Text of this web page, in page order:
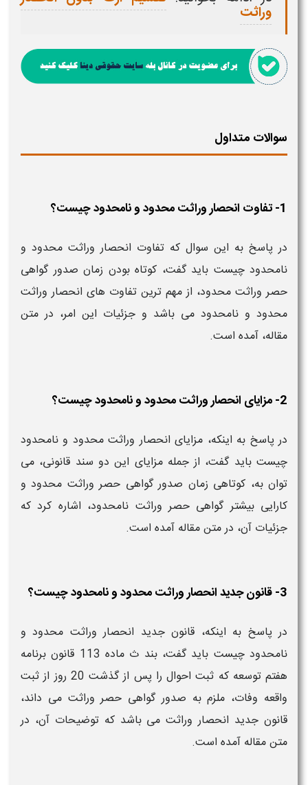
وراثت
سوالات متداول
1- تفاوت انحصار وراثت محدود و نامحدود چیست؟
در پاسخ به این سوال که تفاوت انحصار وراثت محدود و
نامحدود چیست باید گفت، کوتاه بودن زمان صدور گواهی
حصر وراثت محدود، از مهم ترین تفاوت های انحصار وراثت
محدود و نامحدود می باشد و جزئیات این امر، در متن
مقاله، آمده است.
2- مزایای انحصار وراثت محدود و نامحدود چیست؟
در پاسخ به اینکه، مزایای انحصار وراثت محدود و نامحدود
چیست باید گفت، از جمله مزایای این دو سند قانونی، می
توان به، کوتاهی زمان صدور گواهی حصر وراثت محدود و
کارایی بیشتر گواهی حصر وراثت نامحدود، اشاره کرد که
جزئیات آن، در متن مقاله آمده است.
3- قانون جدید انحصار وراثت محدود و نامحدود چیست؟
در پاسخ به اینکه، قانون جدید انحصار وراثت محدود و
نامحدود چیست باید گفت، بند ث ماده 113 قانون برنامه
هفتم توسعه که ثبت احوال را پس از گذشت 20 روز از ثبت
واقعه وفات، ملزم به صدور گواهی حصر وراثت می داند،
قانون جدید انحصار وراثت می باشد که توضیحات آن، در
متن مقاله آمده است.